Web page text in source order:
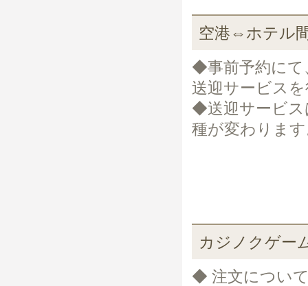
空港⇔ホテル
◆事前予約に
送迎サービス
◆送迎サービス
種が変わりま
カジノクゲー
◆ 注文につい